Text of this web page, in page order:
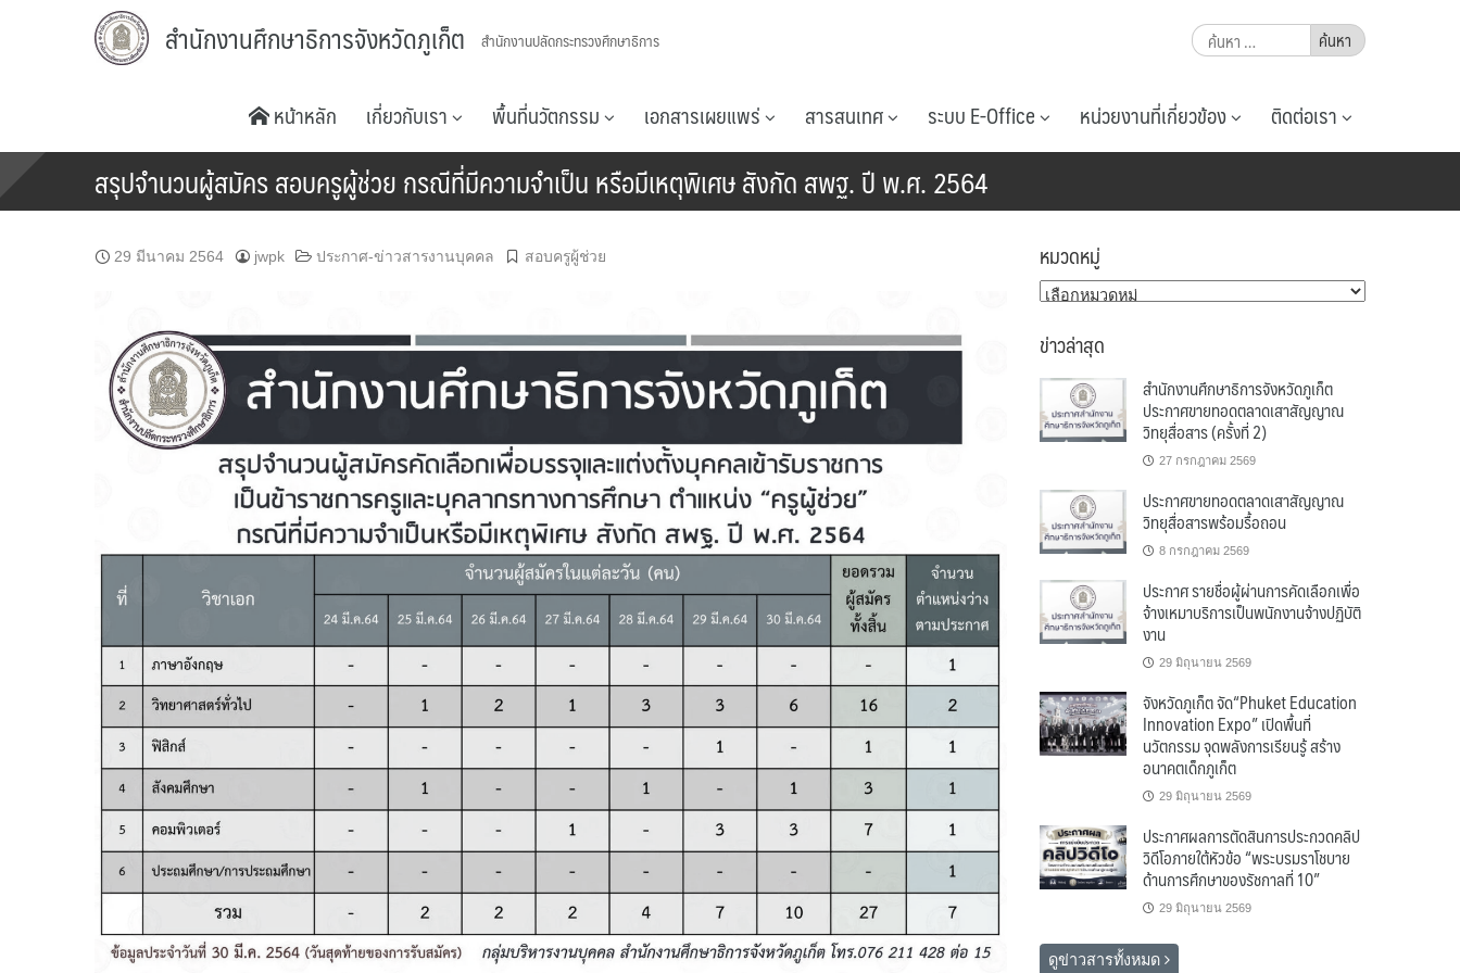
สำนักงานศึกษาธิการจังหวัดภูเก็ต สำนักงานปลัดกระทรวงศึกษาธิการ
ค้นหา
สำหรับ:
หน้าหลัก เกี่ยวกับเรา พื้นที่นวัตกรรม เอกสารเผยแพร่ สารสนเทศ ระบบ E-Office หน่วยงานที่เกี่ยวข้อง ติดต่อเรา
สรุปจำนวนผู้สมัคร สอบครูผู้ช่วย กรณีที่มีความจำเป็น หรือมีเหตุพิเศษ สังกัด สพฐ. ปี พ.ศ. 2564
29 มีนาคม 2564 jwpk ประกาศ-ข่าวสารงานบุคคล สอบครูผู้ช่วย หมวดหมู่
หมวด
ข่าวล่าสุด
สำนักงานศึกษาธิการจังหวัดภูเก็ต
ประกาศขายทอดตลาดเสาสัญญาณ
วิทยุสื่อสาร (ครั้งที่ 2)
27 กรกฎาคม 2569
ประกาศขายทอดตลาดเสาสัญญาณ
วิทยุสื่อสารพร้อมรื้อถอน
8 กรกฎาคม 2569
ประกาศ รายชื่อผู้ผ่านการคัดเลือกเพื่อ
จ้างเหมาบริการเป็นพนักงานจ้างปฏิบัติ
งาน
29 มิถุนายน 2569
จังหวัดภูเก็ต จัด“Phuket Education
Innovation Expo” เปิดพื้นที่
นวัตกรรม จุดพลังการเรียนรู้ สร้าง
อนาคตเด็กภูเก็ต
29 มิถุนายน 2569
ประกาศผลการตัดสินการประกวดคลิป
วิดีโอภายใต้หัวข้อ “พระบรมราโชบาย
ด้านการศึกษาของรัชกาลที่ 10”
29 มิถุนายน 2569
ดูข่าวสารทั้งหมด